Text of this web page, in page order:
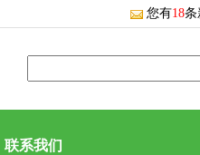
您有18条
联系我们